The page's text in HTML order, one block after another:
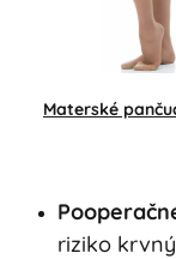
Materské
riziko